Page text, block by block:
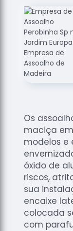
Loja de
Assoalhos
Raspagem
Assoalhos
Raspagem
de Tacos
de
Madeiras
Raspagens
de Pisos
Tacos de
Madeiras
Os
maciça
modelos e
óxido de
riscos,
sua
encaixe
colocada
com